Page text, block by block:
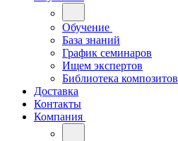
Обучение
База знаний
График семинаров
Ищем экспертов
Библиотека композитов
Доставка
Контакты
Компания